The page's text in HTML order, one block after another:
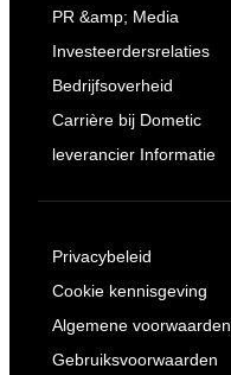
PR &amp; Media
Investeerdersrelaties
Bedrijfsoverheid
Carrière bij Dometic
leverancier Informatie
Privacybeleid
Cookie kennisgeving
Algemene voorwaarden
Gebruiksvoorwaarden